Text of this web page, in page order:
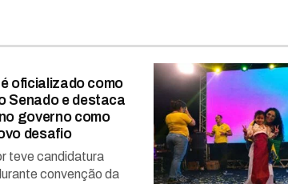
oficializado como
Senado e destaca
governo como
desafio
teve candidatura
convenção da